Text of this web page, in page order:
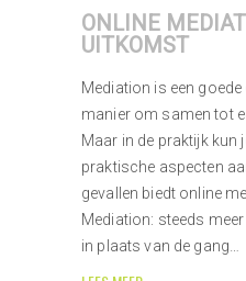
ONLINE
UITKOMST
Mediation is een
manier om samen tot
Maar in de praktijk kun
praktische aspecten
gevallen biedt online
Mediation: steeds
in plaats van de gang…